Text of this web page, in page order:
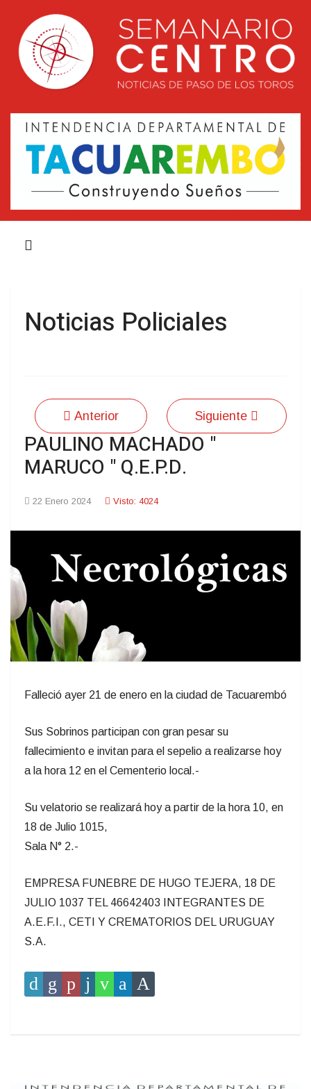
Noticias Policiales
Anterior Siguiente
PAULINO MACHADO "
MARUCO " Q.E.P.D.
22 Enero 2024 Visto: 4024
Falleció ayer 21 de enero en la ciudad de Tacuarembó
Sus Sobrinos participan con gran pesar su
fallecimiento e invitan para el sepelio a realizarse hoy
a la hora 12 en el Cementerio local.-
Su velatorio se realizará hoy a partir de la hora 10, en
18 de Julio 1015,
Sala N° 2.-
EMPRESA FUNEBRE DE HUGO TEJERA, 18 DE
JULIO 1037 TEL 46642403 INTEGRANTES DE
A.E.F.I., CETI Y CREMATORIOS DEL URUGUAY
S.A.